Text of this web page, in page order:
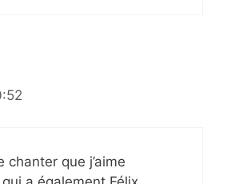
chanter que j’aime